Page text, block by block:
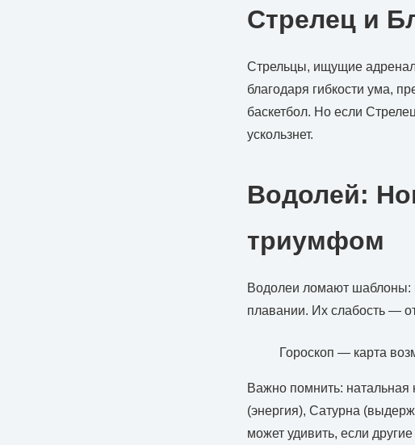
Стрелец и
Стрельцы, ищущие
благодаря гибкости ума,
баскетбол. Но если
ускользнет.
Водолей:
триумфом
Водолеи ломают шаблоны:
плавании. Их слабость —
Гороскоп — карта
Важно помнить: натальная
(энергия), Сатурна
может удивить, если